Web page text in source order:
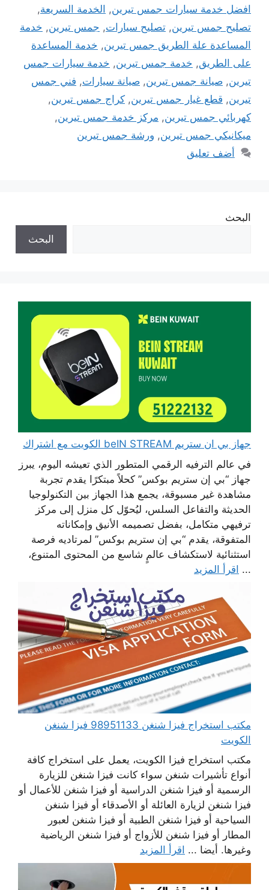
افضل خدمة سيارات جمس تيرين, الخدمة السريعة,
تصليح جمس تيرين, تصليح سيارات, جمس تيرين, خدمة
المساعدة علة الطريق جمس تيرين, خدمة المساعدة
على الطريق, خدمة جمس تيرين, خدمة سيارات جمس
تيرين, صيانة جمس تيرين, صيانة سيارات, فني جمس
تيرين, قطع غيار جمس تيرين, كراج جمس تيرين,
كهربائي جمس تيرين, مركز خدمة جمس تيرين,
ميكانيكي جمس تيرين, ورشة جمس تيرين
أضف تعليق
البحث
البحث
جهاز بي ان ستريم beIN STREAM الكويت مع اشتراك
في عالم الترفيه الرقمي المتطور الذي تعيشه اليوم، يبرز
جهاز “بي إن ستريم بوكس” كحلاً مبتكرًا يقدم تجربة
مشاهدة غير مسبوقة، يجمع هذا الجهاز بين التكنولوجيا
الحديثة والتفاعل السلس، ليُحوّل كل منزل إلى مركز
ترفيهي متكامل، بفضل تصميمه الأنيق وإمكاناته
المتفوقة، يقدم “بي إن ستريم بوكس” لمرتاديه فرصة
استثنائية لاستكشاف عالمٍ شاسع من المحتوى المتنوع،
... اقرأ المزيد
مكتب استخراج فيزا شنغن 98951133 فيزا شنغن
الكويت
مكتب استخراج فيزا الكويت، يعمل على استخراج كافة
أنواع تأشيرات شنغن سواء كانت فيزا شنغن للزيارة
الرسمية أو فيزا شنغن الدراسية أو فيزا شنغن للأعمال أو
فيزا شنغن لزيارة العائلة أو الأصدقاء أو فيزا شنغن
السياحية أو فيزا شنغن الطبية أو فيزا شنغن لعبور
المطار أو فيزا شنغن للأزواج أو فيزا شنغن الرياضية
وغيرها. أيضا ... اقرأ المزيد